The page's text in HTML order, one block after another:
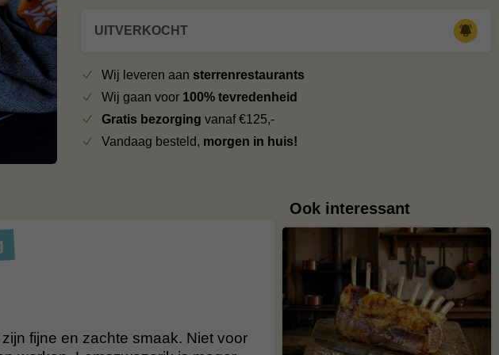
UITVERKOCHT
Wij leveren aan sterrenrestaurants
Wij gaan voor 100% tevredenheid
Gratis bezorging vanaf €125,-
Vandaag besteld, morgen in huis!
fijne en zachte smaak. Niet voor
Ook interessant